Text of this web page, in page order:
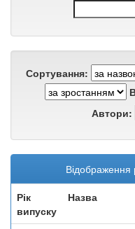
Сортування:
Автори:
Відображення
Рік
випуску
Назва